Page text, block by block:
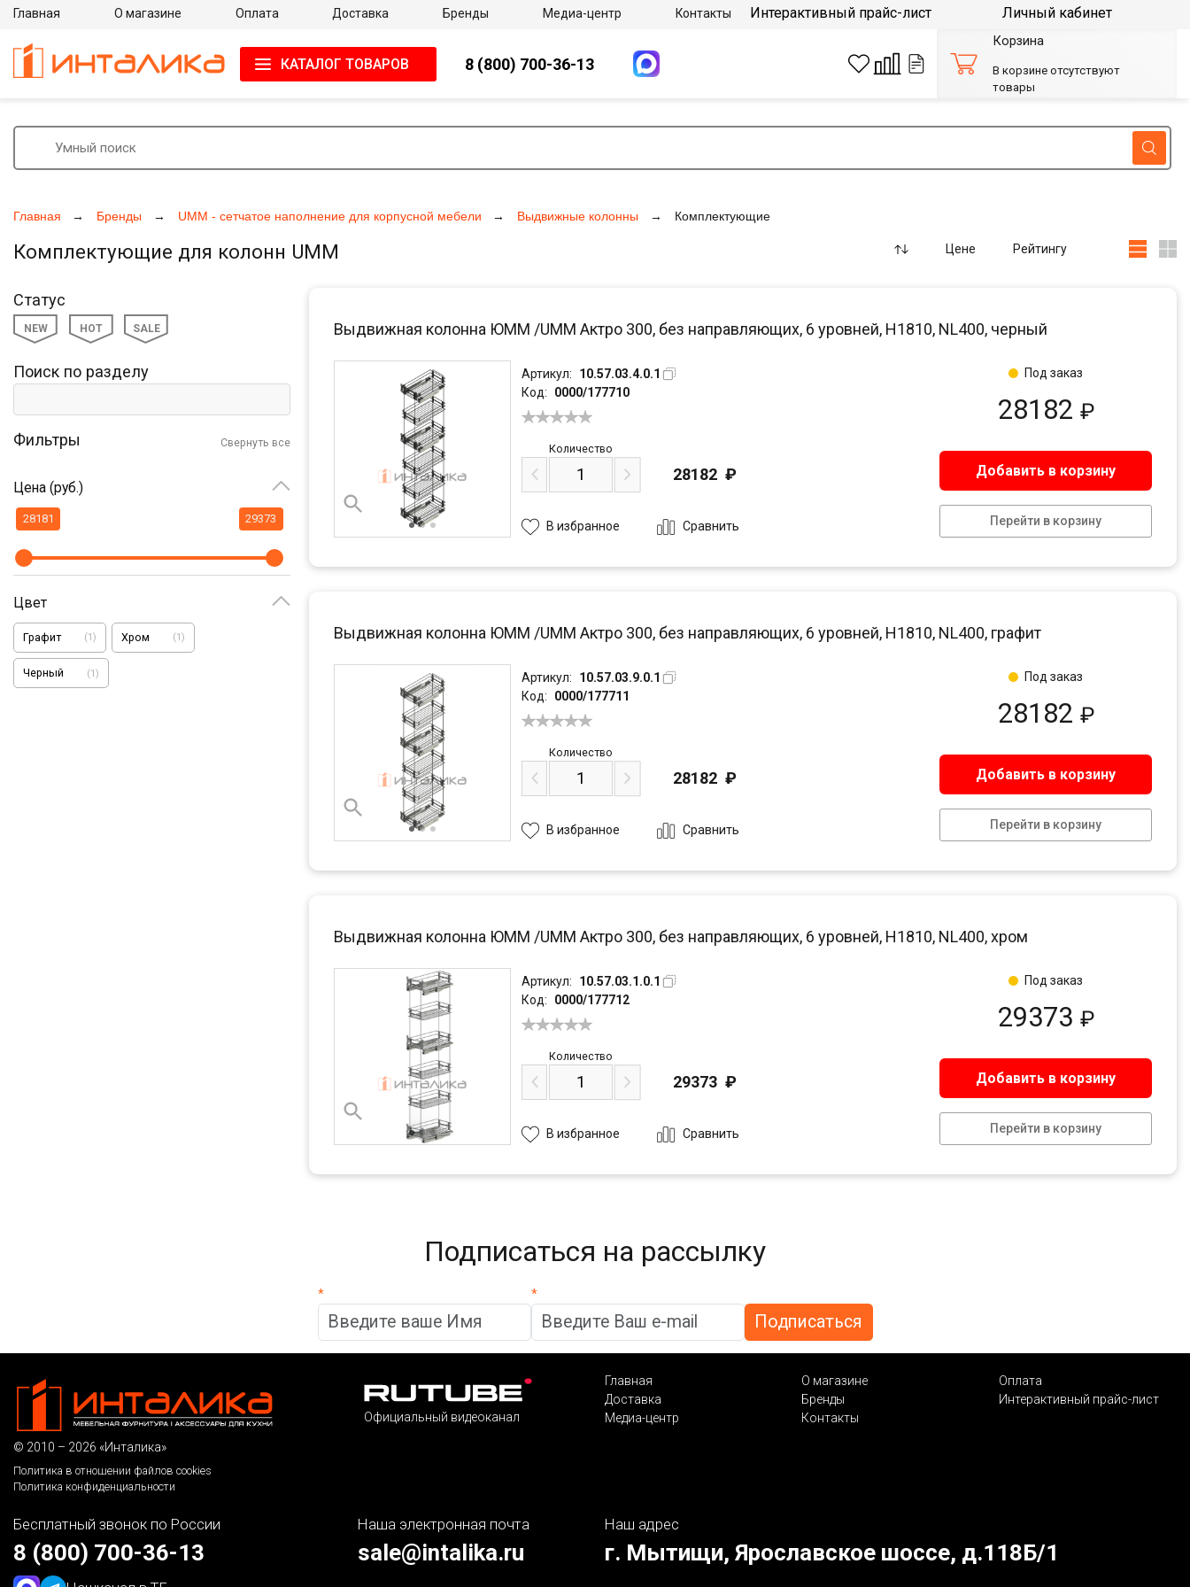
Главная Бренды UMM - сетчатое наполнение для корпусной мебели Выдвижные колонны Комплектующие
Комплектующие для колонн UMM Цене Рейтингу
Статус
NEW HOT SALE
Поиск по разделу
Фильтры Свернуть все
Цена (руб.)
Цвет
Графит (1) Хром (1)
Черный (1)
Выдвижная колонна ЮММ /UMM Актро 300, без направляющих, 6 уровней, H1810, NL400, черный
Артикул:
10.57.03.4.0.1
Код:
0000/177710
28182 ₽
Количество
28182 ₽ Добавить в корзину
Перейти в корзину
В избранное Сравнить
Под заказ
Выдвижная колонна ЮММ /UMM Актро 300, без направляющих, 6 уровней, H1810, NL400, графит
Артикул:
10.57.03.9.0.1
Код:
0000/177711
28182 ₽
Количество
28182 ₽ Добавить в корзину
Перейти в корзину
В избранное Сравнить
Под заказ
Выдвижная колонна ЮММ /UMM Актро 300, без направляющих, 6 уровней, H1810, NL400, хром
Артикул:
10.57.03.1.0.1
Код:
0000/177712
29373 ₽
Количество
29373 ₽ Добавить в корзину
Перейти в корзину
В избранное Сравнить
Под заказ
Главная О магазине Оплата Доставка Бренды Медиа-центр Контакты Интерактивный прайс-лист Личный кабинет
КАТАЛОГ ТОВАРОВ 8 (800) 700-36-13
Корзина
В корзине отсутствуют
товары
Подписаться на рассылку
* *
© 2010 – 2026 «Инталика»
Политика в отношении файлов cookies
Политика конфиденциальности
Официальный видеоканал
Главная О магазине
Оплата
Доставка
Бренды
Интерактивный прайс-лист
Медиа-центр
Контакты
Бесплатный звонок по России
8 (800) 700-36-13
Наша электронная почта
sale@intalika.ru
Наш адрес
г. Мытищи, Ярославское шоссе, д.118Б/1